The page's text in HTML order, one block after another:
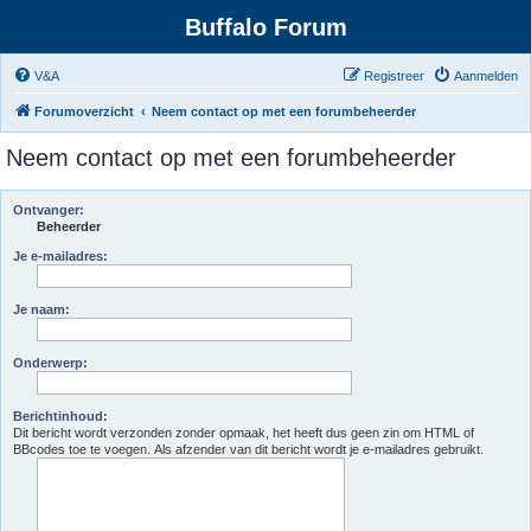
Buffalo Forum
V&A Aanmelden
Registreer
Forumoverzicht Neem contact op met een forumbeheerder
Neem contact op met een forumbeheerder
Ontvanger:
Beheerder
Je e-mailadres:
Je naam:
Onderwerp:
Berichtinhoud:
Dit bericht wordt verzonden zonder opmaak, het heeft dus geen zin om HTML of
BBcodes toe te voegen. Als afzender van dit bericht wordt je e-mailadres gebruikt.